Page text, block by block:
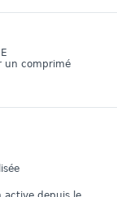
un comprimé